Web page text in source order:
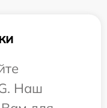
Наш